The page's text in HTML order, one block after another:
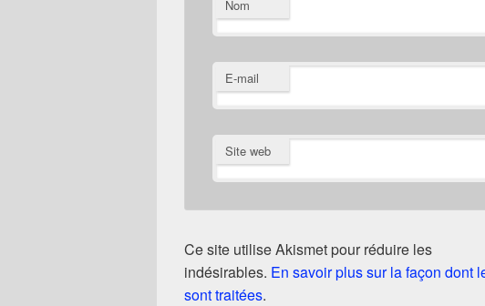
Nom
E-mail
Site web
Ce site utilise Akismet pour réduire les
indésirables. En savoir plus sur la façon dont
sont traitées.